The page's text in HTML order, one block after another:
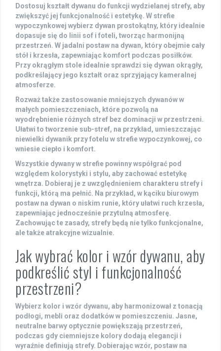
Dostosuj kształt dywanu do funkcji wydzielanej strefy, aby
zwiększyć jej funkcjonalność i estetykę. W strefie
wypoczynkowej wybierz dywan prostokątny, który idealnie
dopasuje się do linii sof i foteli, tworząc harmonijną
przestrzeń. W jadalni postaw na dywan, który obejmie cały
stół i krzesła, zapewniając komfort podczas posiłków.
Przy okrągłym stole idealnie sprawdzi się dywan okrągły,
podkreślający jego kształt oraz sprzyjający kameralnej
atmosferze.
Rozważ także zastosowanie mniejszych dywanów w
małych pomieszczeniach, które pozwolą na
wyodrębnienie różnych stref bez dominacji w przestrzeni.
Ułatwi to tworzenie sub-stref, na przykład, umieszczając
niewielki dywanik przy fotelu w strefie wypoczynkowej, co
wniesie ciepło i komfort.
Wszystkie dywany w strefie powinny współgrać pod
względem kolorystyki i stylu, aby zachować estetykę
wnętrza. Dobieraj je z uwzględnieniem charakteru strefy i
funkcji, którą ma pełnić. Na przykład, w kąciku biurowym
postaw na dywan o niskim runie, który ułatwi ruch krzesła,
zapewniając jednocześnie przytulną atmosferę.
Zachowując te zasady, strefy będą nie tylko funkcjonalne,
ale także atrakcyjne wizualnie.
Jak wybrać kolor i wzór dywanu, aby
podkreślić styl i funkcjonalność
przestrzeni?
Wybierz kolor i wzór dywanu, aby harmonizował z tonacją
podłogi, mebli oraz dodatków w pomieszczeniu. Jasne,
neutralne barwy optycznie powiększają przestrzeń,
podczas gdy ciemniejsze kolory dodają elegancji i
wyraźnie definiują strefy. Dobierając wzór, postaw na